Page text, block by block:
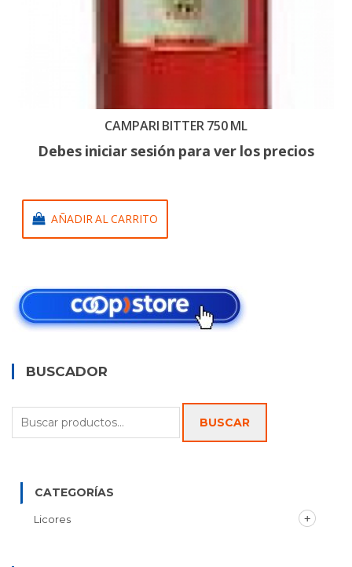
CAMPARI BITTER 750 ML
Debes iniciar sesión para ver los precios
AÑADIR AL CARRITO
BUSCADOR
Buscar
por:
BUSCAR
CATEGORÍAS
Licores